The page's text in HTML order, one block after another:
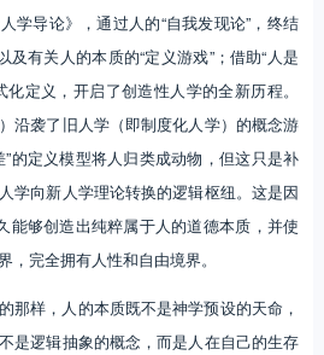
导论》，通过人的“自我发现论”，终结
及有关人的本质的“定义游戏”；借助“人是
定义，开启了创造性人学的全新历程。
沿袭了旧人学（即制度化人学）的概念游
的定义模型将人归类成动物，但这只是补
学向新人学理论转换的逻辑枢纽。这是因
能够创造出纯粹属于人的道德本质，并使
，完全拥有人性和自由境界。
样，人的本质既不是神学预设的天命，
是逻辑抽象的概念，而是人在自己的生存